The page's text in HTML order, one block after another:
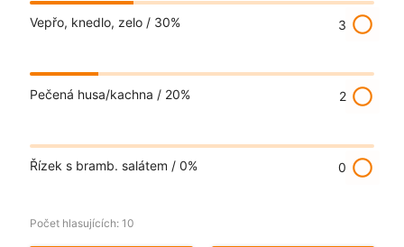
Vepřo, knedlo, zelo / 30% 3 radio_button_unchecked
Pečená husa/kachna / 20% 2 radio_button_unchecked
Řízek s bramb. salátem / 0% 0 radio_button_unchecked
Počet hlasujících: 10